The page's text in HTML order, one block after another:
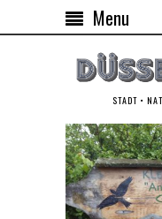
Menu
STADT •